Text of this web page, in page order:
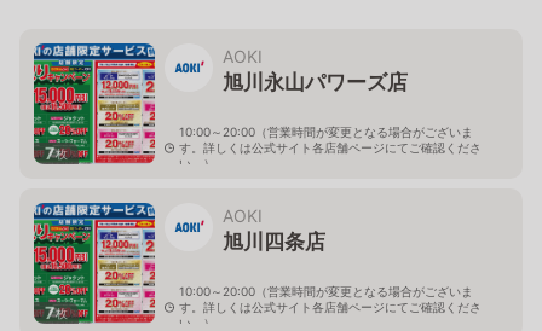
7枚
AOKI
旭川永山パワーズ店
10:00～20:00（営業時間が変更となる場合がございま
す。詳しくは公式サイト各店舗ページにてご確認くださ
い。）
7枚
AOKI
旭川四条店
10:00～20:00（営業時間が変更となる場合がございま
す。詳しくは公式サイト各店舗ページにてご確認くださ
い。）